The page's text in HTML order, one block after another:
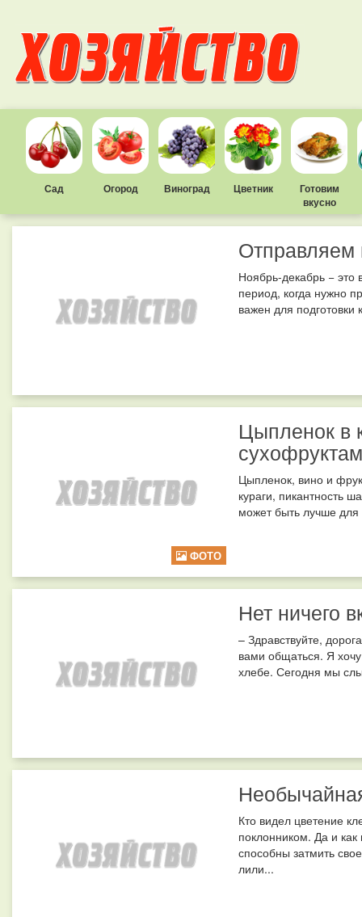
Сад Огород Виноград Цветник
Готовим
вкусно
Отправляем
Ноябрь-декабрь − это
период, когда нужно
важен для
ФОТО
Цыпленок в
Цыпленок, вино и
кураги, пикантность
может быть лучше для
Нет ничего
– Здравствуйте,
вами общаться. Я
хлебе. Сегодня мы
Кто видел цветение
поклонником. Да и
способны затмить
лили...